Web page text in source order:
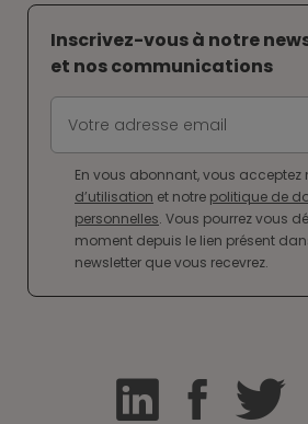
Inscrivez-vous à notre
et nos communications
En vous abonnant, vous acceptez
d’utilisation et notre politique de
personnelles. Vous pourrez vous
moment depuis le lien présent
newsletter que vous recevrez.